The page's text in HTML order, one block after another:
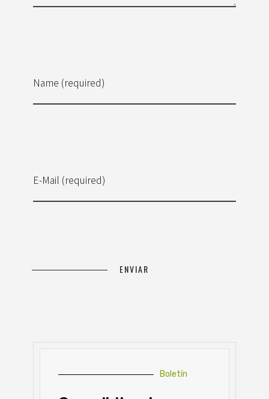
Name (required)
E-Mail (required)
Boletín